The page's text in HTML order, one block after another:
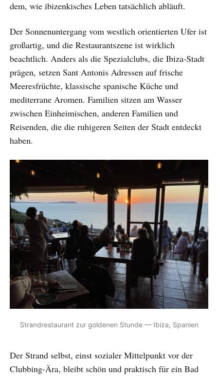
dem, wie ibizenkisches Leben tatsächlich abläuft.
Der Sonnenuntergang vom westlich orientierten Ufer ist
großartig, und die Restaurantszene ist wirklich
beachtlich. Anders als die Spezialclubs, die Ibiza-Stadt
prägen, setzen Sant Antonis Adressen auf frische
Meeresfrüchte, klassische spanische Küche und
mediterrane Aromen. Familien sitzen am Wasser
zwischen Einheimischen, anderen Familien und
Reisenden, die die ruhigeren Seiten der Stadt entdeckt
haben.
Strandrestaurant zur goldenen Stunde — Ibiza, Spanien
Der Strand selbst, einst sozialer Mittelpunkt vor der
Clubbing-Ära, bleibt schön und praktisch für ein Bad